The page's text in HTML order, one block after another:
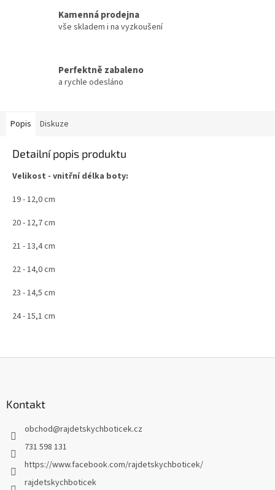
Kamenná prodejna
vše skladem i na vyzkoušení
Perfektně zabaleno
a rychle odesláno
Popis Diskuze
Detailní popis produktu
Velikost - vnitřní délka boty:
19 - 12,0 cm
20 - 12,7 cm
21 - 13,4 cm
22 - 14,0 cm
23 - 14,5 cm
24 - 15,1 cm
Kontakt
obchod@rajdetskychboticek.cz
731 598 131
https://www.facebook.com/rajdetskychboticek/
rajdetskychboticek